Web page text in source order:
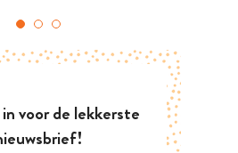
voor de lekkerste